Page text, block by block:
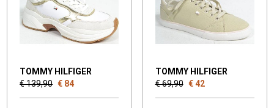
TOMMY HILFIGER
€ 139,90 € 84
TOMMY HILFIGER
€ 69,90 € 42